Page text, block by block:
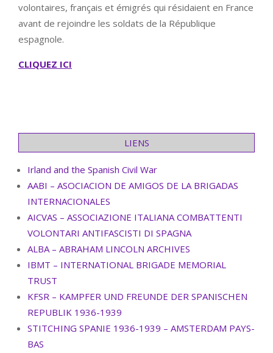
volontaires, français et émigrés qui résidaient en France
avant de rejoindre les soldats de la République
espagnole.
CLIQUEZ ICI
LIENS
Irland and the Spanish Civil War
AABI – ASOCIACION DE AMIGOS DE LA BRIGADAS
INTERNACIONALES
AICVAS – ASSOCIAZIONE ITALIANA COMBATTENTI
VOLONTARI ANTIFASCISTI DI SPAGNA
ALBA – ABRAHAM LINCOLN ARCHIVES
IBMT – INTERNATIONAL BRIGADE MEMORIAL
TRUST
KFSR – KAMPFER UND FREUNDE DER SPANISCHEN
REPUBLIK 1936-1939
STITCHING SPANIE 1936-1939 – AMSTERDAM PAYS-
BAS